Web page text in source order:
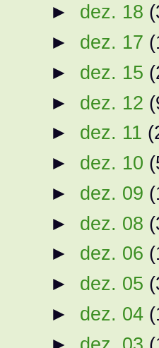
► dez. 18
► dez. 17
► dez. 15
► dez. 12
► dez. 11
► dez. 10
► dez. 09
► dez. 08
► dez. 06
► dez. 05
► dez. 04